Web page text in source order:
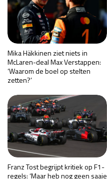
Mika Häkkinen ziet niets in
McLaren-deal Max Verstappen:
‘Waarom de boel op stelten
zetten?’
Franz Tost begrijpt kritiek op F1-
regels: ‘Maar heb nog geen saaie